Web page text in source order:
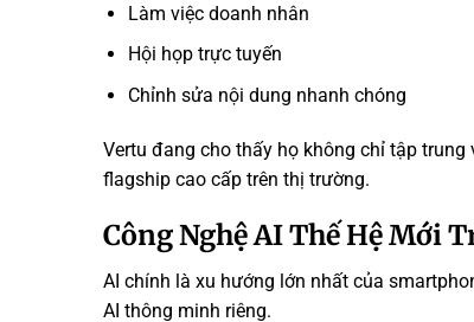
Làm việc doanh nhân
Hội họp trực tuyến
Chỉnh sửa nội dung nhanh chóng
Vertu đang cho thấy họ không chỉ tập
flagship cao cấp trên thị trường.
Công Nghệ AI Thế Hệ Mới
AI chính là xu hướng lớn nhất của
AI thông minh riêng.